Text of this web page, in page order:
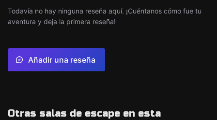
Todavía no hay ninguna reseña aquí. ¡Cuéntanos cómo fue tu
aventura y deja la primera reseña!
Añadir una reseña
Otras salas de escape en esta